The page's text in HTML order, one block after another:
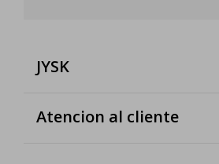
JYSK
Atencion al cliente